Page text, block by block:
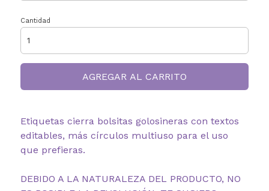
Cantidad
AGREGAR AL CARRITO
Etiquetas cierra bolsitas golosineras con textos
editables, más círculos multiuso para el uso
que prefieras.
DEBIDO A LA NATURALEZA DEL PRODUCTO, NO